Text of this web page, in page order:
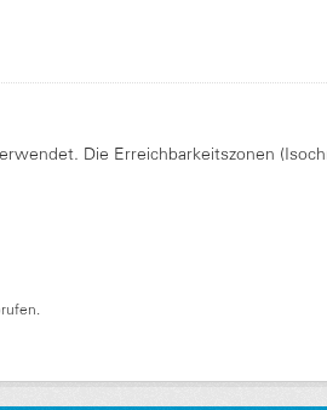
Die Erreichbarkeitszonen